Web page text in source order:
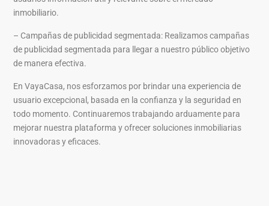
inmobiliario.
– Campañas de publicidad segmentada: Realizamos campañas
de publicidad segmentada para llegar a nuestro público objetivo
de manera efectiva.
En VayaCasa, nos esforzamos por brindar una experiencia de
usuario excepcional, basada en la confianza y la seguridad en
todo momento. Continuaremos trabajando arduamente para
mejorar nuestra plataforma y ofrecer soluciones inmobiliarias
innovadoras y eficaces.